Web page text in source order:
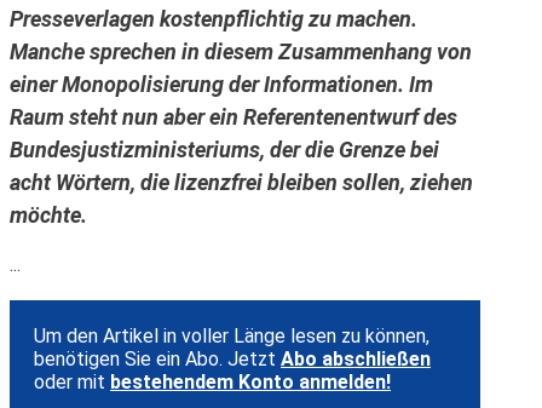
Presseverlagen kostenpflichtig zu machen.
Manche sprechen in diesem Zusammenhang von
einer Monopolisierung der Informationen. Im
Raum steht nun aber ein Referentenentwurf des
Bundesjustizministeriums, der die Grenze bei
acht Wörtern, die lizenzfrei bleiben sollen, ziehen
möchte.
...
Um den Artikel in voller Länge lesen zu können,
benötigen Sie ein Abo. Jetzt Abo abschließen
oder mit bestehendem Konto anmelden!